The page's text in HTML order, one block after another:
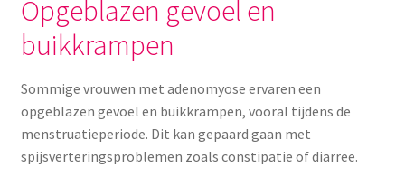
Opgeblazen gevoel en
buikkrampen
Sommige vrouwen met adenomyose ervaren een
opgeblazen gevoel en buikkrampen, vooral tijdens de
menstruatieperiode. Dit kan gepaard gaan met
spijsverteringsproblemen zoals constipatie of diarree.